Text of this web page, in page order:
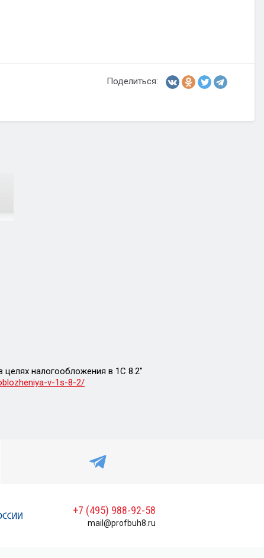
Поделиться:
налогообложения в 1С 8.2″
v-1s-8-2/
+7 (495) 988-92-58
mail@profbuh8.ru